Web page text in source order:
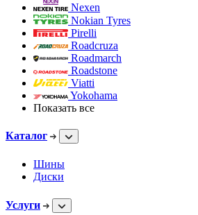
Nexen
Nokian Tyres
Pirelli
Roadcruza
Roadmarch
Roadstone
Viatti
Yokohama
Показать все
Каталог
Шины
Диски
Услуги